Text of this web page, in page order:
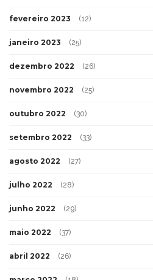
fevereiro 2023 (12)
janeiro 2023 (25)
dezembro 2022 (26)
novembro 2022 (25)
outubro 2022 (30)
setembro 2022 (33)
agosto 2022 (27)
julho 2022 (28)
junho 2022 (29)
maio 2022 (37)
abril 2022 (26)